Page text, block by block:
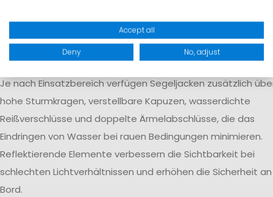
Verschweißte Nähte verhindern das Eindringen von Wasser
kritischen Stellen und erhöhen die langfristige Dichtigkeit der
Bekleidung.
Je nach Einsatzbereich verfügen Segeljacken zusätzlich
hohe Sturmkragen, verstellbare Kapuzen, wasserdichte
Reißverschlüsse und doppelte Ärmelabschlüsse, die das
Eindringen von Wasser bei rauen Bedingungen minimieren.
Reflektierende Elemente verbessern die Sichtbarkeit bei
schlechten Lichtverhältnissen und erhöhen die Sicherheit an
Bord.
Accept all
Deny No, adjust